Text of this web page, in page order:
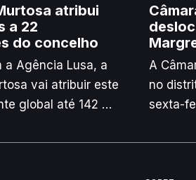
atribui
a 22
do concelho
a Agência Lusa, a
vai atribuir este
global até 142 mil
candidataram ao
A
no
sexta-